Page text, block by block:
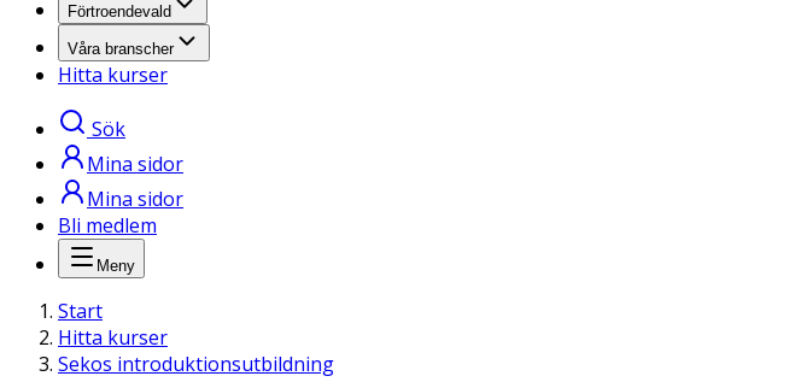
Förtroendevald
Våra branscher
Hitta kurser
Sök
Mina sidor
Mina sidor
Bli medlem
Meny
Start
Hitta kurser
Sekos introduktionsutbildning